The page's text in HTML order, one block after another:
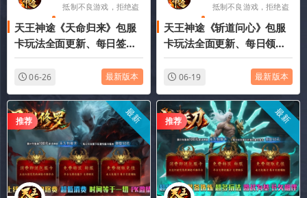
抵制不良游戏，拒绝盗
版游戏
天王神途《天命归来》包服
卡玩法全面更新、每日签到
领豪礼、充值可打、简单耐
玩、一切靠爆（修神炼体特
06-26 最新版本
抵制不良游戏，拒绝盗
版游戏
天王神途《斩道问心》包服
卡玩法全面更新、每日领百
元充值、VIP免费打、零充到
通关、散人养老（奇遇传承
06-19 最新版本
推荐 最新 推荐 最新